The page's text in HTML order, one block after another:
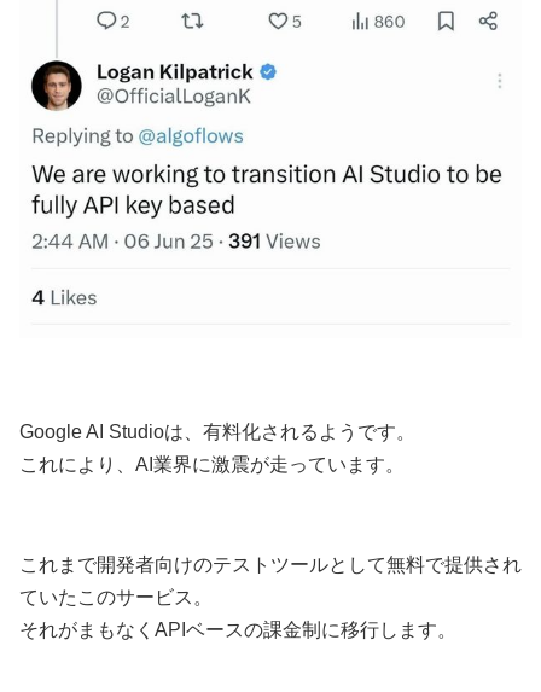
Google AI Studioは、有料化されるようです。
これにより、AI業界に激震が走っています。
これまで開発者向けのテストツールとして無料で提供され
ていたこのサービス。
それがまもなくAPIベースの課金制に移行します。